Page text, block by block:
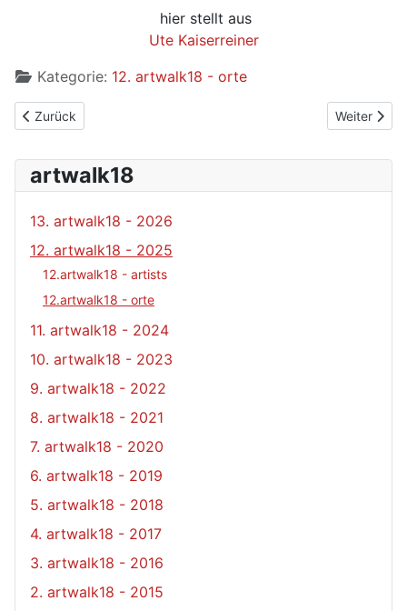
hier stellt aus
Ute Kaiserreiner
Kategorie: 12. artwalk18 - orte
Vorheriger Beitrag: 18 - Stiegenhaus
Zurück Nächster
Weiter
artwalk18
13. artwalk18 - 2026
12. artwalk18 - 2025
12.artwalk18 - artists
12.artwalk18 - orte
11. artwalk18 - 2024
10. artwalk18 - 2023
9. artwalk18 - 2022
8. artwalk18 - 2021
7. artwalk18 - 2020
6. artwalk18 - 2019
5. artwalk18 - 2018
4. artwalk18 - 2017
3. artwalk18 - 2016
2. artwalk18 - 2015